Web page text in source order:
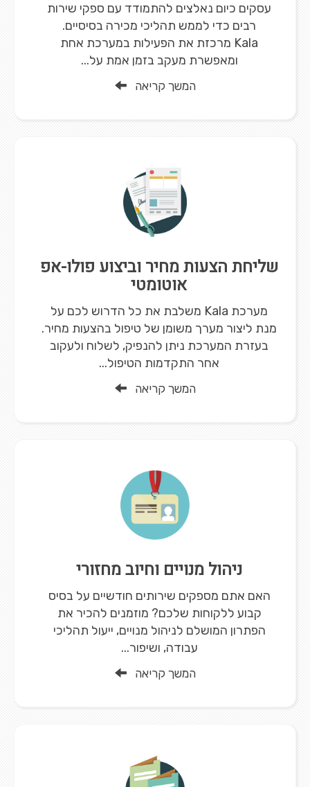
עסקים כיום נאלצים להתמודד עם ספקי שירות
רבים כדי לממש תהליכי מכירה בסיסיים.
Kala מרכזת את הפעילות במערכת אחת
ומאפשרת מעקב בזמן אמת על...
המשך קריאה
שליחת הצעות מחיר וביצוע פולו-אפ
אוטומטי
מערכת Kala משלבת את כל הדרוש לכם על
מנת ליצור מערך משומן של טיפול בהצעות מחיר.
בעזרת המערכת ניתן להנפיק, לשלוח ולעקוב
אחר התקדמות הטיפול...
המשך קריאה
ניהול מנויים וחיוב מחזורי
האם אתם מספקים שירותים חודשיים על בסיס
קבוע ללקוחות שלכם? מוזמנים להכיר את
הפתרון המושלם לניהול מנויים, ייעול תהליכי
עבודה, ושיפור...
המשך קריאה